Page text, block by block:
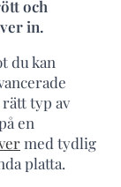
och
in.
du kan
typ av
en
med tydlig
platta.